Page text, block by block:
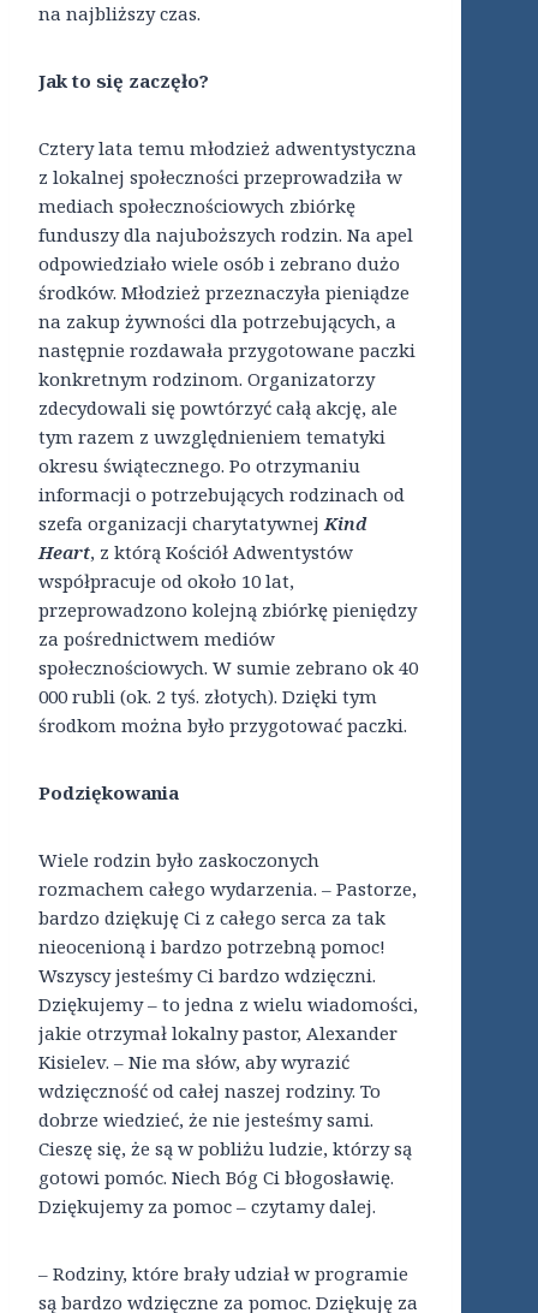
na najbliższy czas.
Jak to się zaczęło?
Cztery lata temu młodzież adwentystyczna
z lokalnej społeczności przeprowadziła w
mediach społecznościowych zbiórkę
funduszy dla najuboższych rodzin. Na apel
odpowiedziało wiele osób i zebrano dużo
środków. Młodzież przeznaczyła pieniądze
na zakup żywności dla potrzebujących, a
następnie rozdawała przygotowane paczki
konkretnym rodzinom. Organizatorzy
zdecydowali się powtórzyć całą akcję, ale
tym razem z uwzględnieniem tematyki
okresu świątecznego. Po otrzymaniu
informacji o potrzebujących rodzinach od
szefa organizacji charytatywnejKind
Heart, z którą Kościół Adwentystów
współpracuje od około 10 lat,
przeprowadzono kolejną zbiórkę pieniędzy
za pośrednictwem mediów
społecznościowych. W sumie zebrano ok 40
000 rubli (ok. 2 tyś. złotych). Dzięki tym
środkom można było przygotować paczki.
Podziękowania
Wiele rodzin było zaskoczonych
rozmachem całego wydarzenia. – Pastorze,
bardzo dziękuję Ci z całego serca za tak
nieocenioną i bardzo potrzebną pomoc!
Wszyscy jesteśmy Ci bardzo wdzięczni.
Dziękujemy – to jedna z wielu wiadomości,
jakie otrzymał lokalny pastor, Alexander
Kisielev. – Nie ma słów, aby wyrazić
wdzięczność od całej naszej rodziny. To
dobrze wiedzieć, że nie jesteśmy sami.
Cieszę się, że są w pobliżu ludzie, którzy są
gotowi pomóc. Niech Bóg Ci błogosławię.
Dziękujemy za pomoc – czytamy dalej.
– Rodziny, które brały udział w programie
są bardzo wdzięczne za pomoc. Dziękuję za